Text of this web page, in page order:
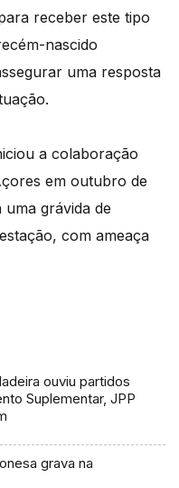
receber este tipo
nascido
uma resposta
a colaboração
em outubro de
uma grávida de
com ameaça
ouviu partidos
Suplementar, JPP
grava na